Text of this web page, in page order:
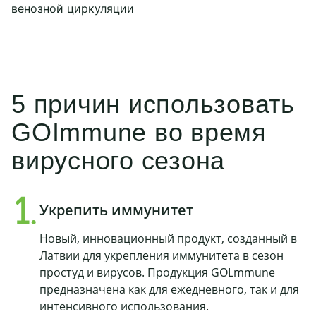
венозной циркуляции
5 причин использовать
GOImmune во время
вирусного сезона
Укрепить иммунитет
Новый, инновационный продукт, созданный в
Латвии для укрепления иммунитета в сезон
простуд и вирусов. Продукция GOLmmune
предназначена как для ежедневного, так и для
интенсивного использования.